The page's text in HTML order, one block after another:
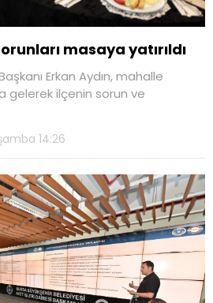
masaya yatırıldı
Erkan Aydın, mahalle
gelerek ilçenin sorun ve
14:26